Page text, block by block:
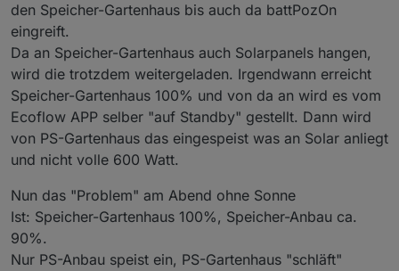
den Speicher-Gartenhaus bis auch da battPozOn
eingreift.
Da an Speicher-Gartenhaus auch Solarpanels hangen,
wird die trotzdem weitergeladen. Irgendwann erreicht
Speicher-Gartenhaus 100% und von da an wird es vom
Ecoflow APP selber "auf Standby" gestellt. Dann wird
von PS-Gartenhaus das eingespeist was an Solar anliegt
und nicht volle 600 Watt.
Nun das "Problem" am Abend ohne Sonne
Ist: Speicher-Gartenhaus 100%, Speicher-Anbau ca.
90%.
Nur PS-Anbau speist ein, PS-Gartenhaus "schläft"